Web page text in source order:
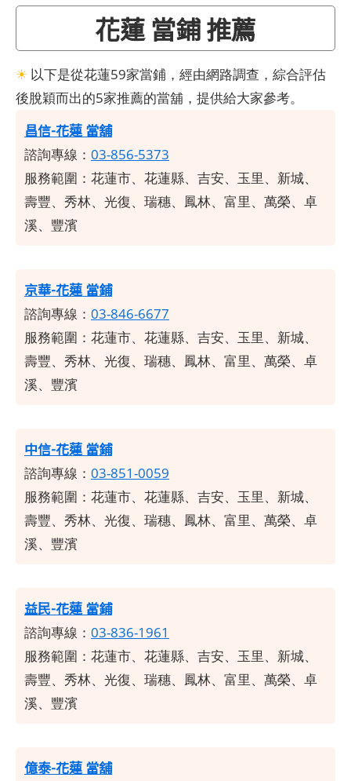
花蓮 當鋪 推薦
☀ 以下是從花蓮59家當鋪，經由網路調查，綜合評估
後脫穎而出的5家推薦的當舖，提供給大家參考。
昌信-花蓮 當舖
諮詢專線： 03-856-5373
服務範圍： 花蓮市、花蓮縣、吉安、玉里、新城、
壽豐、秀林、光復、瑞穗、鳳林、富里、萬榮、卓
溪、豐濱
京華-花蓮 當鋪
諮詢專線： 03-846-6677
服務範圍： 花蓮市、花蓮縣、吉安、玉里、新城、
壽豐、秀林、光復、瑞穗、鳳林、富里、萬榮、卓
溪、豐濱
中信-花蓮 當鋪
諮詢專線： 03-851-0059
服務範圍： 花蓮市、花蓮縣、吉安、玉里、新城、
壽豐、秀林、光復、瑞穗、鳳林、富里、萬榮、卓
溪、豐濱
益民-花蓮 當鋪
諮詢專線： 03-836-1961
服務範圍： 花蓮市、花蓮縣、吉安、玉里、新城、
壽豐、秀林、光復、瑞穗、鳳林、富里、萬榮、卓
溪、豐濱
億泰-花蓮 當舖